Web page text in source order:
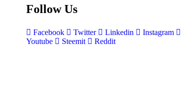
Follow Us
Facebook Twitter Linkedin
Instagram
Youtube
Steemit Reddit